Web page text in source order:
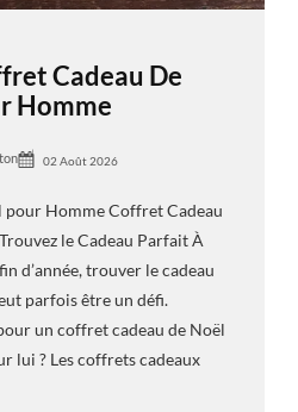
Cadeau De
Homme
02 Août 2026
Homme Coffret Cadeau
le Cadeau Parfait À
d’année, trouver le cadeau
parfois être un défi.
un coffret cadeau de Noël
lui ? Les coffrets cadeaux